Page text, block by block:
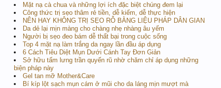
Mặt nạ cà chua và những lợi ích đặc biệt chúng đem lại
Công thức trị sẹo thâm rẻ tiền, dễ kiếm, dễ thực hiện
NÊN HAY KHÔNG TRỊ SẸO RỖ BẰNG LIỆU PHÁP DÂN GIAN
Da dẻ lại mịn màng cho chàng nhẹ nhàng âu yếm
Người bị sẹo đeo bám dễ thất bại trong cuộc sống
Top 4 mặt nạ làm trắng da ngay lần đầu áp dụng
6 Cách Tiêu Diệt Mụn Dưới Cánh Tay Đơn Giản
Sở hữu tấm lưng trần quyến rũ nhờ chăm chỉ áp dụng những
biện pháp này
Gel tan mỡ Mother&Care
Bí kíp lột sạch mụn cám ở mũi cho da láng mịn mượt mà